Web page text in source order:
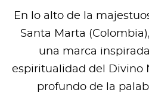
En lo alto de la
Santa Marta
una marca
espiritualidad del Divino
profundo de la